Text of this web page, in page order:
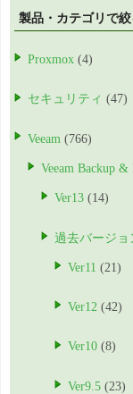
製品・カテゴリで絞
Proxmox (4)
セキュリティ (47)
Veeam (766)
Veeam Backup &
Ver13 (14)
過去バージョ
Ver11 (21)
Ver12 (42)
Ver10 (8)
Ver9.5 (23)